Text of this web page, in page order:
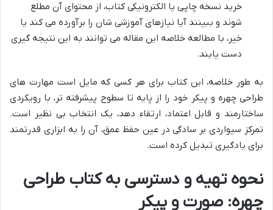
خرید نسخه چاپی یا الکترونیکی کتاب، از محتوای آن مطلع
شوند و ببینند آیا نیازهای آموزشی شان را برآورده می کند یا
خیر، با مطالعه خلاصه این مقاله می توانند به این نتیجه گیری
دست یابند.
به طور خلاصه، این کتاب برای هر کسی که مایل است مهارت های
طراحی چهره و پیکر خود را از پایه تا سطوح پیشرفته تر، با رویکردی
ساختارمند و قابل اعتماد، ارتقاء دهد، یک انتخاب بی نظیر است.
تمرکز سیواردی بر سادگی در عین حفظ عمق، آن را به ابزاری قدرتمند
برای یادگیری تبدیل کرده است.
نحوه تهیه و دسترسی به کتاب طراحی
چهره: صورت و پیکر